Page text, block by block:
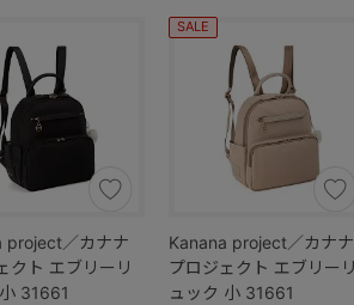
project／カナナ
ブリーリ
31661
Kanana project／カナナ
プロジェクト エブリーリ
ュック 小 31661
SALE